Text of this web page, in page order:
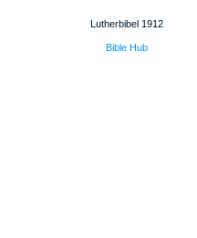
Lutherbibel 1912
Bible Hub